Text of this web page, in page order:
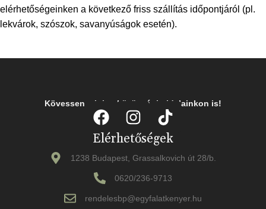
elérhetőségeinken a következő friss szállítás időpontjáról (pl.
lekvárok, szószok, savanyúságok esetén).
Kövessen minket közösségi oldalainkon is!
Elérhetőségek
1238 Budapest, Grassalkovich út 28/b.
0620/236-9713
rendelesbp@egyfalatkenyer.hu